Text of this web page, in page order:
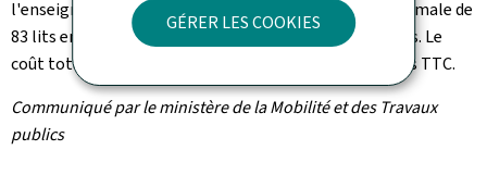
GÉRER LES COOKIES
l'enseignement professionnel) avec une capacité maximale de
83 lits en internat et un effectif total de 230 personnes. Le
coût total du projet est estimé à 210,6 millions d'euros TTC.
Communiqué par le ministère de la Mobilité et des Travaux
publics